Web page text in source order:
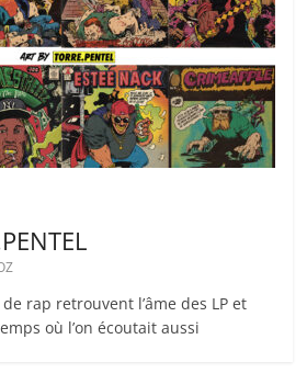
rap retrouvent l’âme des LP et
où l’on écoutait aussi